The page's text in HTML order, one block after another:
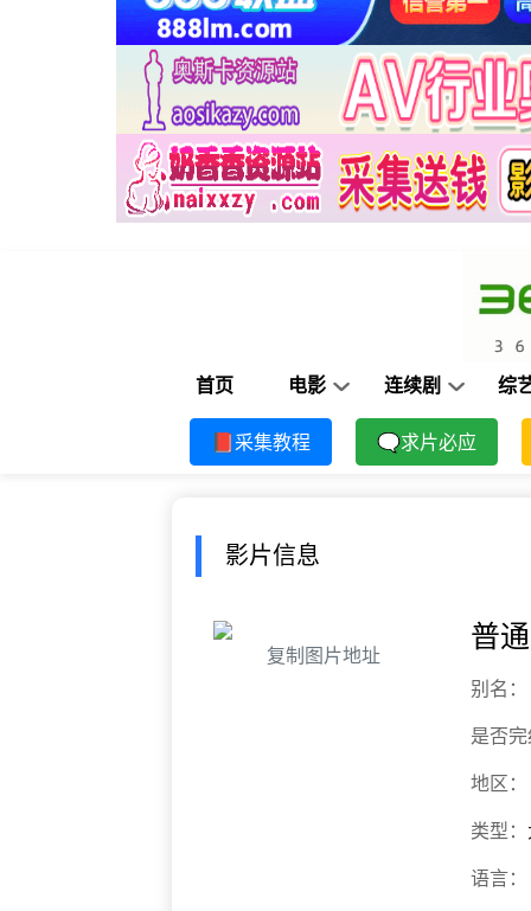
首页 电影 连续剧 综
📕采集教程 🗨求片必应
影片信息
复制图片地址
普
别名：
是否
地区：
类型：
语言：